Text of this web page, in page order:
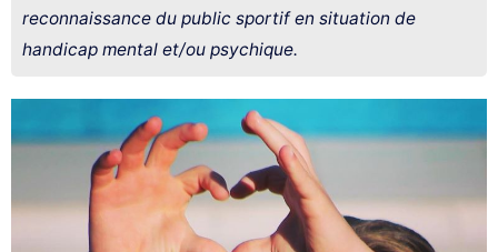
reconnaissance du public sportif en situation de
handicap mental et/ou psychique.